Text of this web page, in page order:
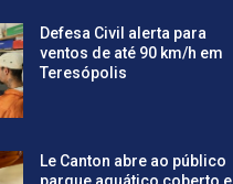
Defesa Civil alerta para
ventos de até 90 km/h em
Teresópolis
Le Canton abre ao público